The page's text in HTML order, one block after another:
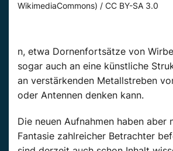
WikimediaCommons) / CC BY-SA 3.0
n, etwa Dornenfortsätze von
sogar auch an eine künstliche
an verstärkenden Metallstreben
oder Antennen denken kann.
Die neuen Aufnahmen haben aber
Fantasie zahlreicher Betrachter